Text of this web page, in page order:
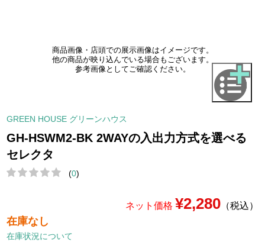
商品画像・店頭での展示画像はイメージです。
他の商品が映り込んでいる場合もございます。
参考画像としてご確認ください。
GREEN HOUSE グリーンハウス
GH-HSWM2-BK 2WAYの入出力方式を選べる
セレクタ
(0)
ネット価格 ¥2,280（税込）
在庫なし
在庫状況について